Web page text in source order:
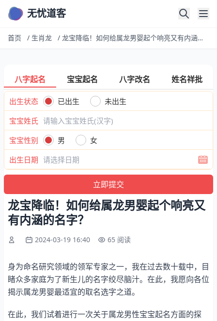
无忧道客
首页 / 生肖龙 / 龙宝降临！如何给属龙男婴起个响亮又有内涵的名字？
八字起名 宝宝起名 八字改名 姓名祥批
出生状态 已出生
未出生
宝宝姓氏
宝宝性别
男
女
出生日期
龙宝降临！如何给属龙男婴起个响亮又
有内涵的名字？
2024-03-19 16:40 65 阅读
身为命名研究领域的领军专家之一，我在过去数十载中，目
睹众多家庭为了新生儿的名字绞尽脑汁。在此，我愿向各位
揭示属龙男婴最适宜的取名选字之道。
在此，我们试着进行一次关于属龙男性宝宝起名方面的探